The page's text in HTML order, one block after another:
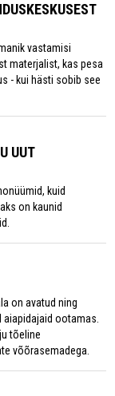
vastamisi
materjalist, kas pesa
- kui hästi sobib see
UUT
kuid
on kaunid
on avatud ning
ootamas.
tõeline
võõrasemadega.